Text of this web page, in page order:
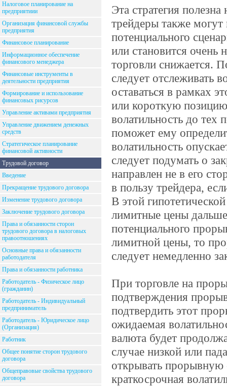
Налоговое планирование на
предприятиии
Организация финансовой службы
предприятия
Финансовое планирование
Информационное обеспечение
финансового менеджера
Финансовые инструменты в
деятельности предприятия
Формирование и использование
финансовых рисурсов
Управление активами предприятия
Управление движением денежных
средств
Стратегическое планирование
финансовой активности
Трудовой договор
Введение
Прекращение трудового договора
Изменение трудового договора
Заключение трудового договора
Права и обязанности сторон
трудового договора в налоговых
правоотношениях
Основные права и обязанности
работодателя
Права и обязанности работника
Работодатель - Физическое лицо
(гражданин)
Работодатель - Индивидуальный
предприниматель
Работодатель - Юридическое лицо
(Организация)
Работник
Общее понятие сторон трудового
договора
Общеправовые свойства трудового
договора
Эта стратегия
трейдеры также могут
потенциального
или становится очень
торговли снижается.
следует отслеживать
оставаться в рамках
или короткую позицию
волатильность до
поможет ему
волатильность
следует подумать о
направлен не в его
в пользу трейдера,
В этой
лимитные цены
потенциального
лимитной цены, то
следует немедленно
При торговле на
подтверждения
подтвердить этот
ожидаемая
валюта будет
случае низкой или
открывать прорывную
краткосрочная